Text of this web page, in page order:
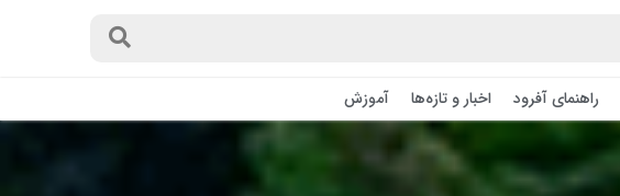
راهنمای آفرود اخبار و تازه‌ها آموزش